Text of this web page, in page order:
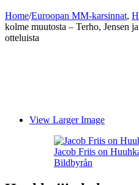
Home/Euroopan MM-karsinnat,
kolme muutosta – Terho, Jensen
otteluista
View Larger Image
Jacob Friis on
Bildbyrån